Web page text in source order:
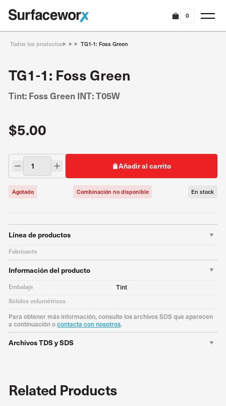
0
Todos los productos TG1-1: Foss Green
TG1-1: Foss Green
Tint: Foss Green INT: T05W
$5.00
Añadir al carrito
Agotado Combinación no disponible En stock
Línea de productos
Fabricante
Información del producto
Embalaje Tint
Sólidos volumétricos
Para obtener más información, consulte los archivos SDS que aparecen
a continuación ocontacta con nosotros.
Archivos TDS y SDS
Related Products